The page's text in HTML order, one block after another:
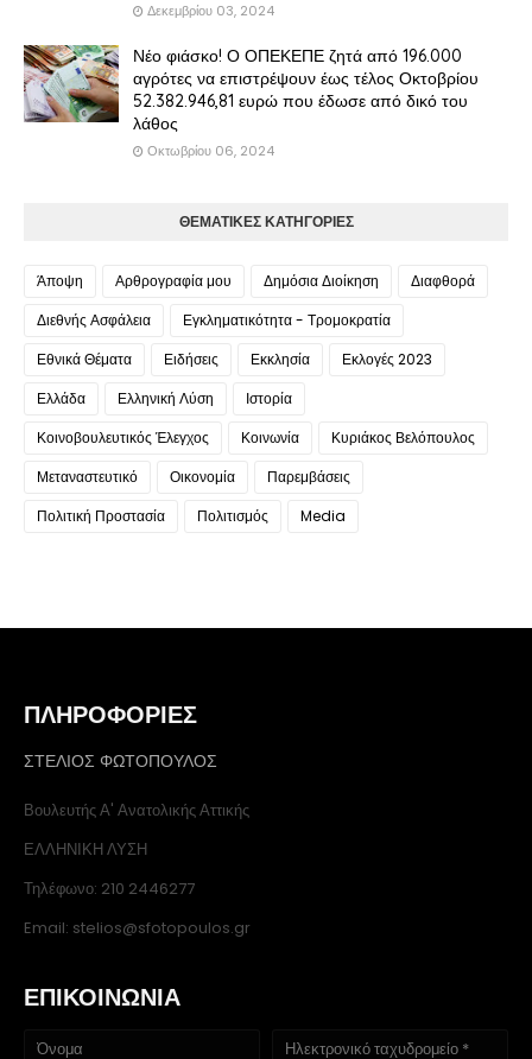
Δεκεμβρίου 03, 2024
Νέο φιάσκο! Ο ΟΠΕΚΕΠΕ ζητά από 196.000
αγρότες να επιστρέψουν έως τέλος Οκτοβρίου
52.382.946,81 ευρώ που έδωσε από δικό του
λάθος
Οκτωβρίου 06, 2024
ΘΕΜΑΤΙΚΕΣ ΚΑΤΗΓΟΡΙΕΣ
Άποψη Αρθρογραφία μου Δημόσια Διοίκηση
Διαφθορά
Διεθνής Ασφάλεια
Εγκληματικότητα - Τρομοκρατία
Εθνικά Θέματα
Ειδήσεις Εκκλησία
Εκλογές 2023
Ελλάδα
Ελληνική Λύση
Ιστορία
Κοινοβουλευτικός Έλεγχος
Κοινωνία
Κυριάκος Βελόπουλος
Μεταναστευτικό
Οικονομία
Παρεμβάσεις
Πολιτική Προστασία
Πολιτισμός Media
ΠΛΗΡΟΦΟΡΙΕΣ
ΣΤΕΛΙΟΣ ΦΩΤΟΠΟΥΛΟΣ
Βουλευτής Α' Ανατολικής Αττικής
ΕΛΛΗΝΙΚΗ ΛΥΣΗ
Τηλέφωνο: 210 2446277
Email: stelios@sfotopoulos.gr
ΕΠΙΚΟΙΝΩΝΙΑ